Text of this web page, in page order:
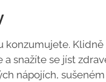
konzumujete.
a snažíte se jíst
nápojích,